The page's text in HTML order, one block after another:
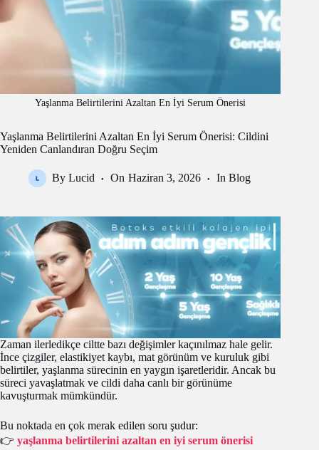
Yaşlanma Belirtilerini Azaltan En İyi Serum Önerisi
Yaşlanma Belirtilerini Azaltan En İyi Serum Önerisi: Cildini
Yeniden Canlandıran Doğru Seçim
By Lucid On Haziran 3, 2026 In Blog
Zaman ilerledikçe ciltte bazı değişimler kaçınılmaz hale gelir.
İnce çizgiler, elastikiyet kaybı, mat görünüm ve kuruluk gibi
belirtiler, yaşlanma sürecinin en yaygın işaretleridir. Ancak bu
süreci yavaşlatmak ve cildi daha canlı bir görünüme
kavuşturmak mümkündür.
Bu noktada en çok merak edilen soru şudur:
👉 yaşlanma belirtilerini azaltan en iyi serum önerisi